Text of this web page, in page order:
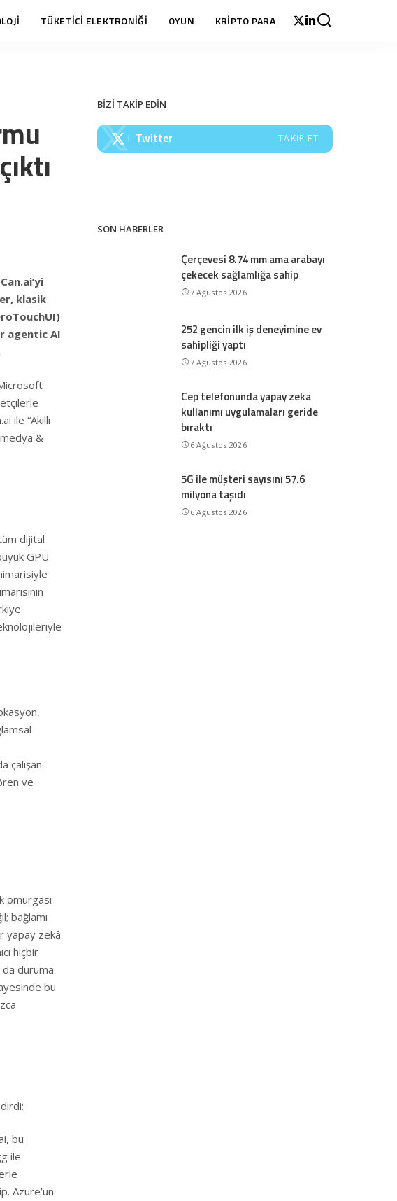
TÜKETİCİ ELEKTRONİĞİ OYUN KRİPTO PARA
klasik
agentic AI
ile “Akıllı
&
dijital
GPU
çalışan
ve
omurgası
bağlamı
yapay zekâ
hiçbir
duruma
bu
bu
ile
Azure’un
BİZİ TAKİP EDİN
Twitter TAKIP ET
SON HABERLER
Çerçevesi 8.74 mm ama arabayı
çekecek sağlamlığa sahip
7 Ağustos 2026
252 gencin ilk iş deneyimine ev
sahipliği yaptı
7 Ağustos 2026
Cep telefonunda yapay zeka
kullanımı uygulamaları geride
bıraktı
6 Ağustos 2026
5G ile müşteri sayısını 57.6
milyona taşıdı
6 Ağustos 2026